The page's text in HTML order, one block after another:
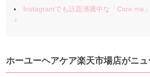
Instagramでも話題沸騰中な「Care me
♪
ホーユーヘアケア楽天市場店がニ